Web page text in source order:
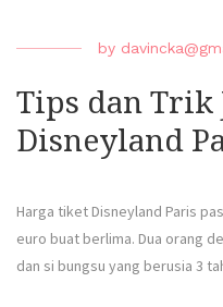
by
Tips dan Trik
Disneyland
Harga tiket Disneyland Paris
euro buat berlima. Dua orang
dan si bungsu yang berusia 3